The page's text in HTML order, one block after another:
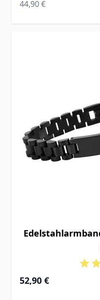
Regular Price
44,90 €
52,90 €